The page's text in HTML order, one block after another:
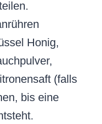
Honig,
(falls
bis eine